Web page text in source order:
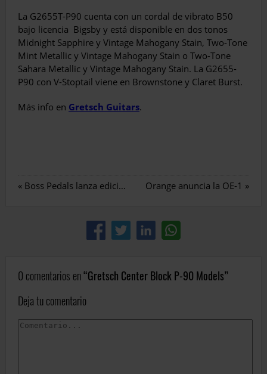
La G2655T-P90 cuenta con un cordal de vibrato B50
bajo licencia Bigsby y está disponible en dos tonos
Midnight Sapphire y Vintage Mahogany Stain, Two-Tone
Mint Metallic y Vintage Mahogany Stain o Two-Tone
Sahara Metallic y Vintage Mahogany Stain. La G2655-
P90 con V-Stoptail viene en Brownstone y Claret Burst.
Más info en Gretsch Guitars.
« Boss Pedals lanza ediciones limitadas del MT-2 y SD-1 Orange anuncia la OE-1 »
0 comentarios en Gretsch Center Block P-90 Models
Deja tu comentario